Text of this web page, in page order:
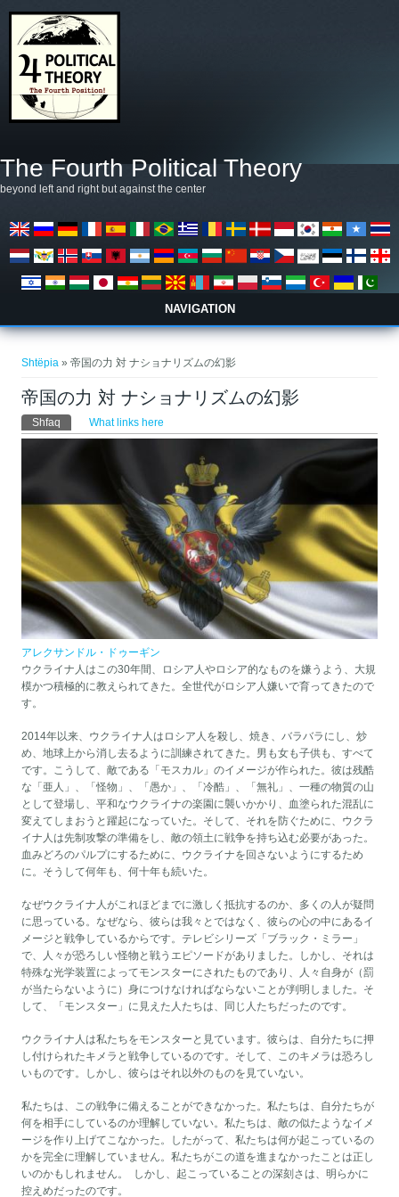
The Fourth Political Theory
beyond left and right but against the center
NAVIGATION
Shtëpia » 帝国の力 対 ナショナリズムの幻影
帝国の力 対 ナショナリズムの幻影
Primary tabs
Shfaq (tab aktive)What links here
アレクサンドル・ドゥーギン
ウクライナ人はこの30年間、ロシア人やロシア的なものを嫌うよう、大規
模かつ積極的に教えられてきた。全世代がロシア人嫌いで育ってきたので
す。
2014年以来、ウクライナ人はロシア人を殺し、焼き、バラバラにし、炒
め、地球上から消し去るように訓練されてきた。男も女も子供も、すべて
です。こうして、敵である「モスカル」のイメージが作られた。彼は残酷
な「亜人」、「怪物」、「愚か」、「冷酷」、「無礼」、一種の物質の山
として登場し、平和なウクライナの楽園に襲いかかり、血塗られた混乱に
変えてしまおうと躍起になっていた。そして、それを防ぐために、ウクラ
イナ人は先制攻撃の準備をし、敵の領土に戦争を持ち込む必要があった。
血みどろのパルプにするために、ウクライナを回さないようにするため
に。そうして何年も、何十年も続いた。
なぜウクライナ人がこれほどまでに激しく抵抗するのか、多くの人が疑問
に思っている。なぜなら、彼らは我々とではなく、彼らの心の中にあるイ
メージと戦争しているからです。テレビシリーズ「ブラック・ミラー」
で、人々が恐ろしい怪物と戦うエピソードがありました。しかし、それは
特殊な光学装置によってモンスターにされたものであり、人々自身が（罰
が当たらないように）身につけなければならないことが判明しました。そ
して、「モンスター」に見えた人たちは、同じ人たちだったのです。
ウクライナ人は私たちをモンスターと見ています。彼らは、自分たちに押
し付けられたキメラと戦争しているのです。そして、このキメラは恐ろし
いものです。しかし、彼らはそれ以外のものを見ていない。
私たちは、この戦争に備えることができなかった。私たちは、自分たちが
何を相手にしているのか理解していない。私たちは、敵の似たようなイメ
ージを作り上げてこなかった。したがって、私たちは何が起こっているの
かを完全に理解していません。私たちがこの道を進まなかったことは正し
いのかもしれません。 しかし、起こっていることの深刻さは、明らかに
控えめだったのです。